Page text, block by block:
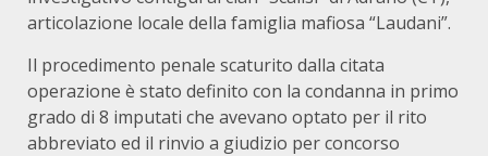
articolazione locale della famiglia mafiosa “Laudani”.
Il procedimento penale scaturito dalla citata
operazione è stato definito con la condanna in primo
grado di 8 imputati che avevano optato per il rito
abbreviato ed il rinvio a giudizio per concorso